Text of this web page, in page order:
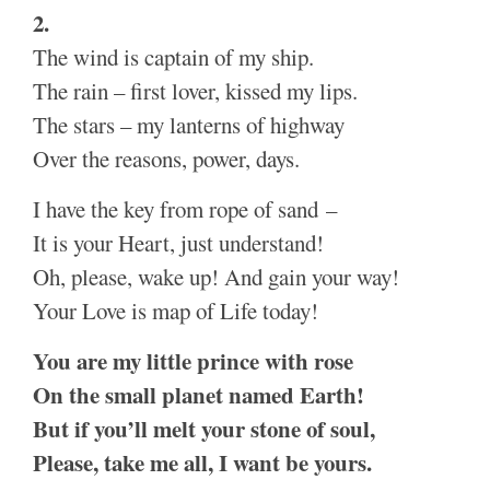
2.
The wind is captain of my ship.
The rain – first lover, kissed my lips.
The stars – my lanterns of highway
Over the reasons, power, days.
I have the key from rope of sand –
It is your Heart, just understand!
Oh, please, wake up! And gain your way!
Your Love is map of Life today!
You are my little prince with rose
On the small planet named Earth!
But if you’ll melt your stone of soul,
Please, take me all, I want be yours.